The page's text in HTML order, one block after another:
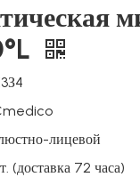
лицевой
(доставка 72 часа)